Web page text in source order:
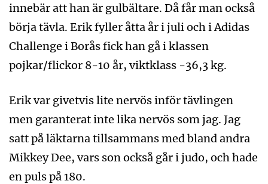
innebär att han är gulbältare. Då får man också
börja tävla. Erik fyller åtta år i juli och i Adidas
Challenge i Borås fick han gå i klassen
pojkar/flickor 8-10 år, viktklass -36,3 kg.
Erik var givetvis lite nervös inför tävlingen
men garanterat inte lika nervös som jag. Jag
satt på läktarna tillsammans med bland andra
Mikkey Dee, vars son också går i judo, och hade
en puls på 180.